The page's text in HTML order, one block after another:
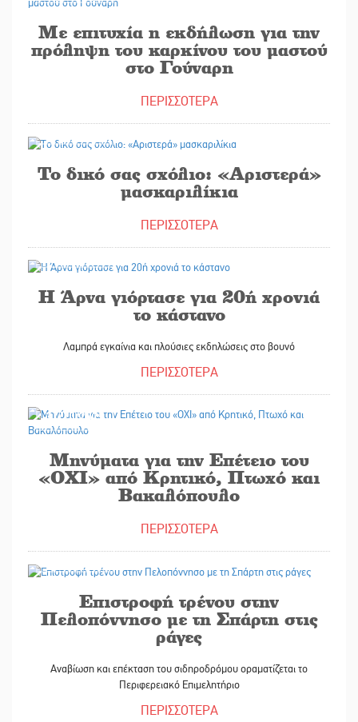
Με επιτυχία η εκδήλωση για την
πρόληψη του καρκίνου του μαστού
στο Γούναρη
ΠΕΡΙΣΣΟΤΕΡΑ
Το δικό σας σχόλιο: «Αριστερά»
μασκαριλίκια
ΠΕΡΙΣΣΟΤΕΡΑ
Η Άρνα γιόρτασε για 20ή χρονιά
το κάστανο
Λαμπρά εγκαίνια και πλούσιες εκδηλώσεις στο βουνό
ΠΕΡΙΣΣΟΤΕΡΑ
31/10/2025
Μηνύματα για την Επέτειο του
«ΟΧΙ» από Κρητικό, Πτωχό και
Βακαλόπουλο
ΠΕΡΙΣΣΟΤΕΡΑ
Επιστροφή τρένου στην
Πελοπόννησο με τη Σπάρτη στις
ράγες
Αναβίωση και επέκταση του σιδηροδρόμου οραματίζεται το
Περιφερειακό Επιμελητήριο
ΠΕΡΙΣΣΟΤΕΡΑ